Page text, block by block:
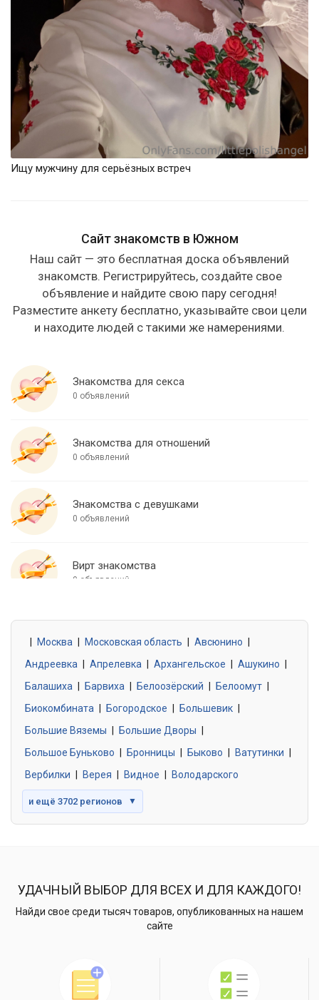
Ищу мужчину для серьёзных встреч
Сайт знакомств в Южном
Наш сайт — это бесплатная доска объявлений
знакомств. Регистрируйтесь, создайте свое
объявление и найдите свою пару сегодня!
Разместите анкету бесплатно, указывайте свои цели
и находите людей с такими же намерениями.
Знакомства для секса
0 объявлений
Знакомства для отношений
0 объявлений
Знакомства с девушками
0 объявлений
Вирт знакомства
0 объявлений
0 объявлений
Знакомства без обязательств
0 объявлений
Москва Московская область Авсюнино
Андреевка
Апрелевка Архангельское Ашукино
Балашиха
Барвиха Белоозёрский Белоомут
Биокомбината
Богородское Большевик
Большие Вяземы
Большие Дворы
Большое Буньково
Бронницы Быково Ватутинки
Вербилки
Верея Видное Володарского
и ещё 3702 регионов ▼
УДАЧНЫЙ ВЫБОР ДЛЯ ВСЕХ И ДЛЯ КАЖДОГО!
Найди свое среди тысяч товаров, опубликованных на нашем
сайте